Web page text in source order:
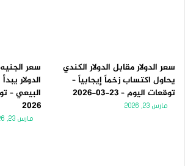
سعر الدولار مقابل الدولار الكندي
يحاول اكتساب زخماً إيجابياً –
توقعات اليوم – 23-03-2026
مارس 23, 2026
سعر
الدولار
2026
مارس 23, 2026